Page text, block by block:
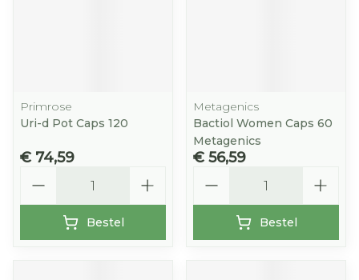
Primrose
Uri-d Pot Caps 120
€ 74,59
Bestel
Metagenics
Bactiol Women Caps 60
Metagenics
€ 56,59
Bestel